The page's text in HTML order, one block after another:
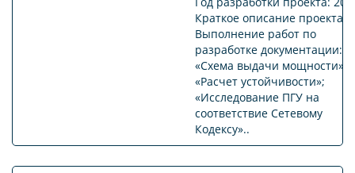
Краткое описание проекта:
Выполнение работ по
разработке документации:
«Схема выдачи мощности»;
«Расчет устойчивости»;
«Исследование ПГУ на
соответствие Сетевому
Кодексу»..